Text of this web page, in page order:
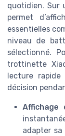
quotidien. Sur
permet
essentielles
niveau de
sélectionné.
trottinette
lecture
décision
adapter sa